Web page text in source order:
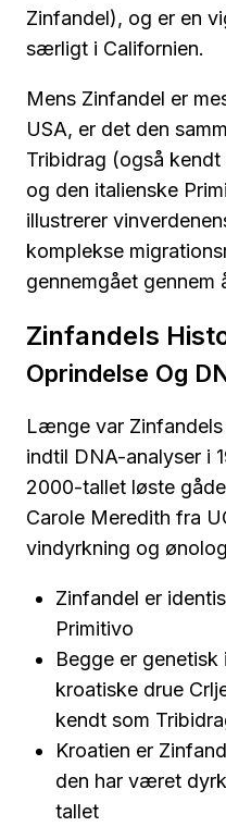
Zinfandel), og er en
særligt i Californien.
Mens Zinfandel er
USA, er det den
Tribidrag (også kendt
og den italienske
illustrerer
komplekse
gennemgået gennem
Zinfandels
Oprindelse Og
Længe var
indtil DNA-analyser i
2000-tallet løste
Carole Meredith fra
vindyrkning og
Zinfandel er
Primitivo
Begge er
kroatiske drue
kendt som
Kroatien er
den har været
tallet